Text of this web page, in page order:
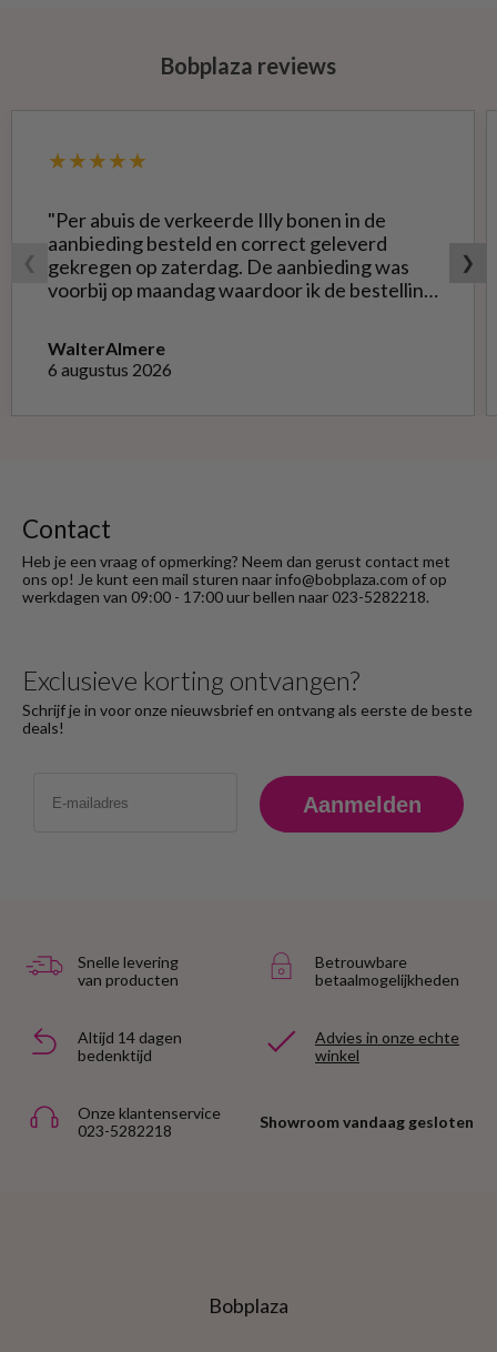
Bobplaza reviews
❮
★★★★★
"Per abuis de verkeerde Illy bonen in de
aanbieding besteld en correct geleverd
gekregen op zaterdag. De aanbieding was
voorbij op maandag waardoor ik de bestelling
worden voor de goede; dat kon misschien in
Haarlem bij de winkel. Op meerdere mails
WalterAlmere
6 augustus 2026
❯
Contact
Heb je een vraag of opmerking? Neem dan gerust contact met
ons op! Je kunt een mail sturen naar info@bobplaza.com of op
werkdagen van 09:00 - 17:00 uur bellen naar 023-5282218.
Exclusieve korting ontvangen?
Schrijf je in voor onze nieuwsbrief en ontvang als eerste de beste
deals!
Aanmelden
Snelle levering
van producten
Betrouwbare
betaalmogelijkheden
Altijd 14 dagen
bedenktijd
Advies in onze echte
winkel
Onze klantenservice
023-5282218
Showroom vandaag gesloten
Bobplaza